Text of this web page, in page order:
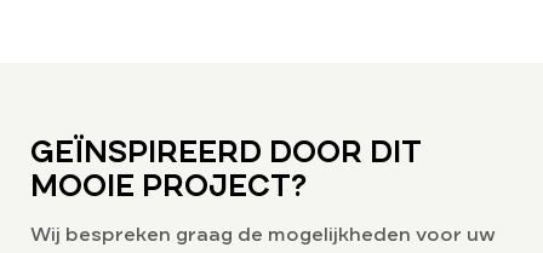
GEÏNSPIREERD DOOR DIT
MOOIE PROJECT?
Wij bespreken graag de mogelijkheden voor uw